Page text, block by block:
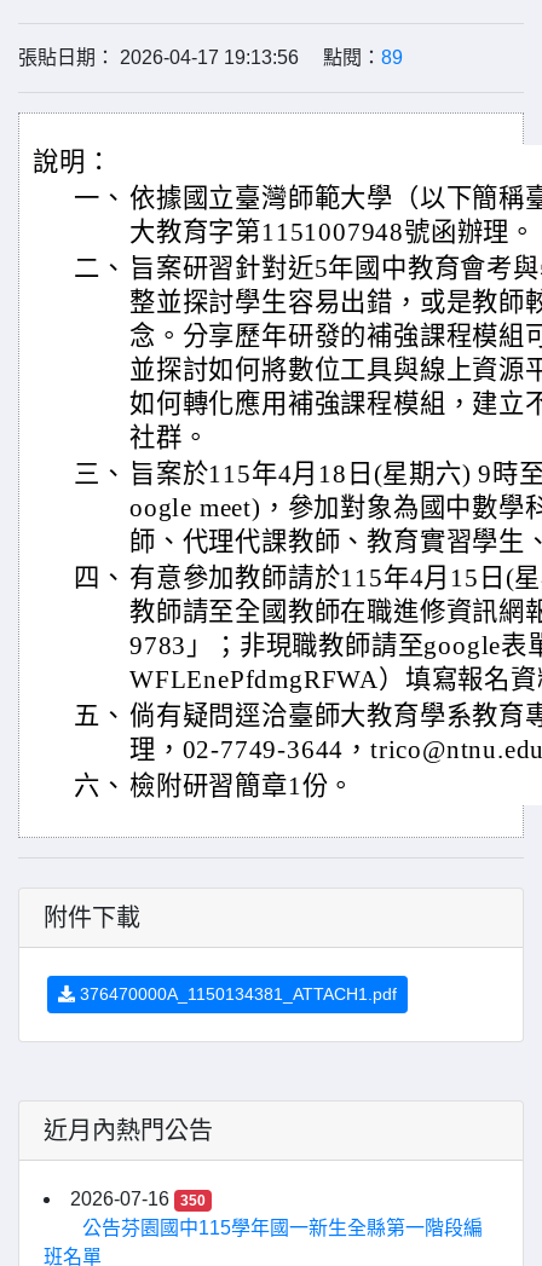
張貼日期： 2026-04-17 19:13:56 點閱： 89
說明：
一、 依據國立臺灣師範大學（以下簡稱
大教育字第1151007948號函辦理。
二、 旨案研習針對近5年國中教育會考
整並探討學生容易出錯，或是教師
念。分享歷年研發的補強課程模組
並探討如何將數位工具與線上資源
如何轉化應用補強課程模組，建立
社群。
三、 旨案於115年4月18日(星期六) 9時
oogle meet)，參加對象為國中數學
師、代理代課教師、教育實習學生
四、 有意參加教師請於115年4月15日(
教師請至全國教師在職進修資訊網
9783」；非現職教師請至google表
WFLEnePfdmgRFWA）填寫報名
五、 倘有疑問逕洽臺師大教育學系教育
理，02-7749-3644，
六、 檢附研習簡章1份。
附件下載
376470000A_1150134381_ATTACH1.pdf
近月內熱門公告
2026-07-16 350
公告芬園國中115學年國一新生全縣第一階段編
班名單